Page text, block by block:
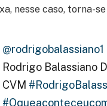
nesse caso, torna-
@rodrigobalassiano1
Rodrigo Balassiano
CVM